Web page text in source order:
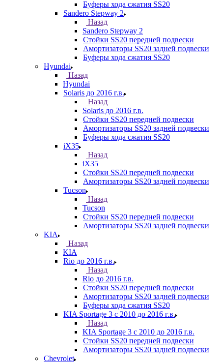
Буферы хода сжатия SS20
Sandero Stepway 2
Назад
Sandero Stepway 2
Стойки SS20 передней подвески
Амортизаторы SS20 задней подвески
Буферы хода сжатия SS20
Hyundai
Назад
Hyundai
Solaris до 2016 г.в.
Назад
Solaris до 2016 г.в.
Стойки SS20 передней подвески
Амортизаторы SS20 задней подвески
Буферы хода сжатия SS20
iX35
Назад
iX35
Стойки SS20 передней подвески
Амортизаторы SS20 задней подвески
Tucson
Назад
Tucson
Стойки SS20 передней подвески
Амортизаторы SS20 задней подвески
KIA
Назад
KIA
Rio до 2016 г.в.
Назад
Rio до 2016 г.в.
Стойки SS20 передней подвески
Амортизаторы SS20 задней подвески
Буферы хода сжатия SS20
KIA Sportage 3 с 2010 до 2016 г.в.
Назад
KIA Sportage 3 с 2010 до 2016 г.в.
Стойки SS20 передней подвески
Амортизаторы SS20 задней подвески
Chevrolet